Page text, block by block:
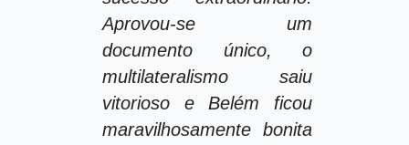
Aprovou-se um
documento único, o
multilateralismo saiu
vitorioso e Belém ficou
maravilhosamente bonita